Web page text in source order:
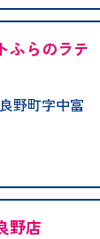
ふらのラテ
野町字中富
野店